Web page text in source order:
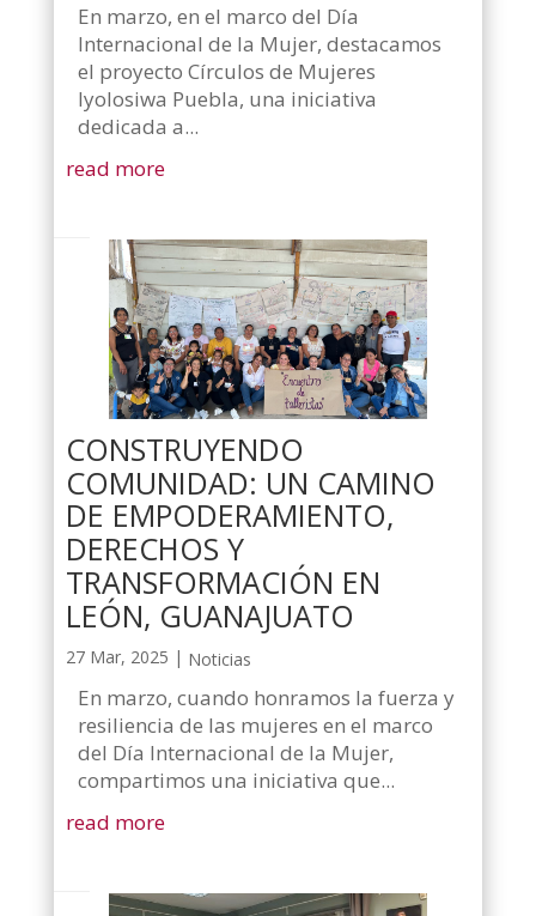
En marzo, en el marco del Día
Internacional de la Mujer, destacamos
el proyecto Círculos de Mujeres
Iyolosiwa Puebla, una iniciativa
dedicada a...
read more
CONSTRUYENDO
COMUNIDAD: UN CAMINO
DE EMPODERAMIENTO,
DERECHOS Y
TRANSFORMACIÓN EN
LEÓN, GUANAJUATO
27 Mar, 2025 | Noticias
En marzo, cuando honramos la fuerza y
resiliencia de las mujeres en el marco
del Día Internacional de la Mujer,
compartimos una iniciativa que...
read more